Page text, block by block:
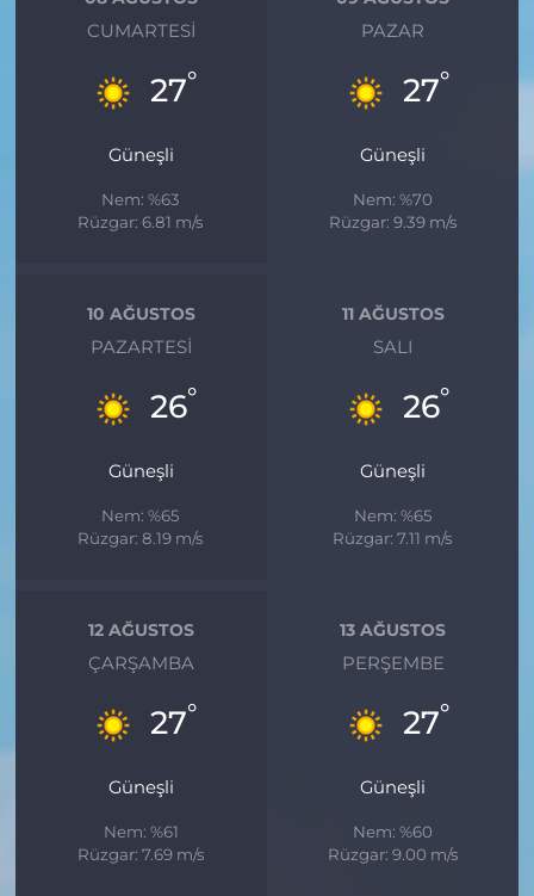
CUMARTESI
27°
Güneşli
Nem: %63
Rüzgar: 6.81 m/s
PAZAR
27°
Güneşli
Nem: %70
Rüzgar: 9.39 m/s
10 AĞUSTOS
PAZARTESI
26°
Güneşli
Nem: %65
Rüzgar: 8.19 m/s
11 AĞUSTOS
SALI
26°
Güneşli
Nem: %65
Rüzgar: 7.11 m/s
12 AĞUSTOS
ÇARŞAMBA
27°
Güneşli
Nem: %61
Rüzgar: 7.69 m/s
13 AĞUSTOS
PERŞEMBE
27°
Güneşli
Nem: %60
Rüzgar: 9.00 m/s